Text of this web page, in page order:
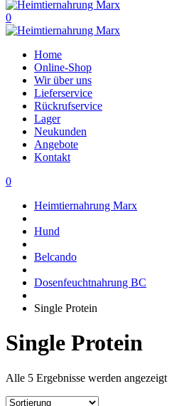
0
Home
Online-Shop
Wir über uns
Lieferservice
Rückrufservice
Lager
Neukunden
Angebote
Kontakt
0
Heimtiernahrung Marx
Hund
Belcando
Dosenfeuchtnahrung BC
Single Protein
Single Protein
Alle 5 Ergebnisse werden angezeigt